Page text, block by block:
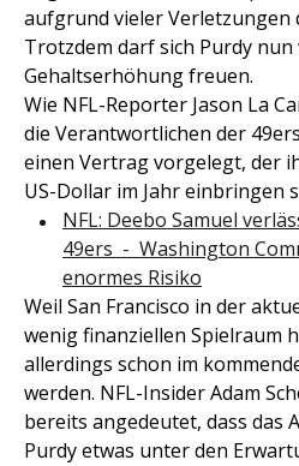
aufgrund vieler Verletzungen
Trotzdem darf sich Purdy
Gehaltserhöhung freuen.
Wie NFL-Reporter Jason La
die Verantwortlichen der
einen Vertrag vorgelegt, der
US-Dollar im Jahr einbringen
NFL: Deebo Samuel
49ers - Washington
enormes Risiko
Weil San Francisco in der
wenig finanziellen Spielraum
allerdings schon im
werden. NFL-Insider Adam
bereits angedeutet, dass das
Purdy etwas unter den